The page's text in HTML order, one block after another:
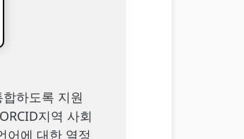
하도록 지원
지역 사회
어에 대한 열정